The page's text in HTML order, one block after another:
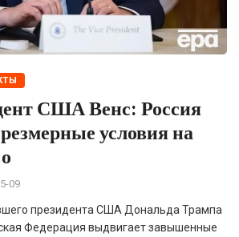
США Венс: Россия
условия на
09
президента США Дональда Трампа
Федерация выдвигает завышенные